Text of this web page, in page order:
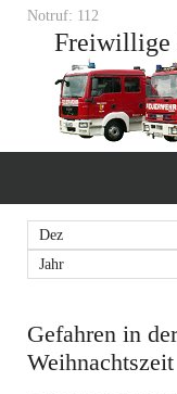
Notruf: 112
Freiwillige
Gefahren in
Weihnachtszeit